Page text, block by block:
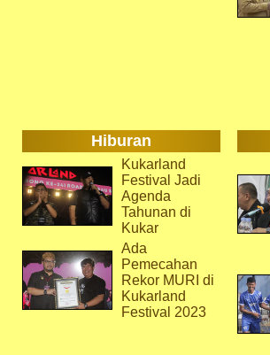
Hiburan
Kukarland
Festival Jadi
Agenda
Tahunan di
Kukar
Ada
Pemecahan
Rekor MURI di
Kukarland
Festival 2023